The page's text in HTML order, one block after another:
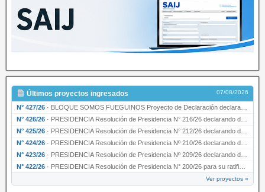
Últimos proyectos ingresados 07/08/2026
N° 427/26 · BLOQUE SOMOS FUEGUINOS Proyecto de Declaración declarando de interés provincial PRESIDENCI…
N° 426/26 · PRESIDENCIA Resolución de Presidencia N° 216/26 declarando de interés provincial la labor …
N° 425/26 · PRESIDENCIA Resolución de Presidencia N° 212/26 declarando de interés provincial el “50° A…
N° 424/26 · PRESIDENCIA Resolución de Presidencia Nº 210/26 declarando de interés provincial el proyec…
N° 423/26 · PRESIDENCIA Resolución de Presidencia Nº 209/26 declarando de interés provincial la presen…
N° 422/26 · PRESIDENCIA Resolución de Presidencia N° 200/26 para su ratificación.
Ver proyectos »